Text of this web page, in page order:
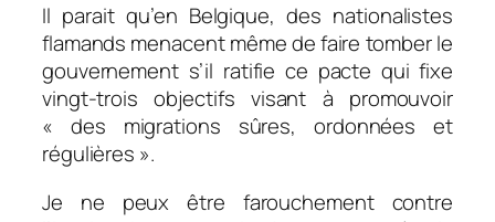
Il parait qu’en Belgique, des nationalistes
flamands menacent même de faire tomber le
gouvernement s’il ratifie ce pacte qui fixe
vingt-trois objectifs visant à promouvoir
« des migrations sûres, ordonnées et
régulières ».
Je ne peux être farouchement contre